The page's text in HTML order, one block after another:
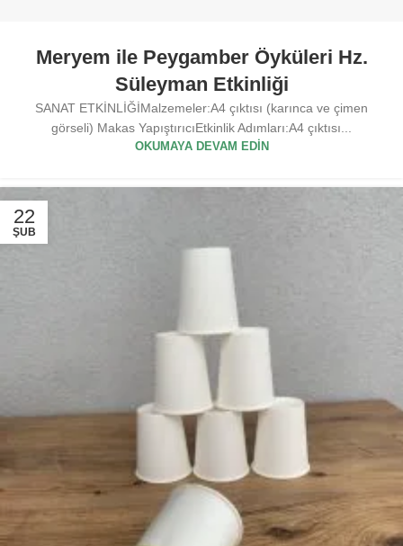
Meryem ile Peygamber Öyküleri Hz.
Süleyman Etkinliği
SANAT ETKİNLİĞİMalzemeler:A4 çıktısı (karınca ve çimen
görseli) Makas YapıştırıcıEtkinlik Adımları:A4 çıktısı...
OKUMAYA DEVAM EDIN
22
ŞUB